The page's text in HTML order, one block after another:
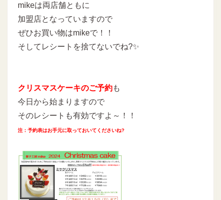
mikeは両店舗ともに
加盟店となっていますので
ぜひお買い物はmikeで！！
そしてレシートを捨てないでね?✨
クリスマスケーキのご予約も
今日から始まりますので
そのレシートも有効ですよ～！！
注：予約表はお手元に取っておいてくださいね?